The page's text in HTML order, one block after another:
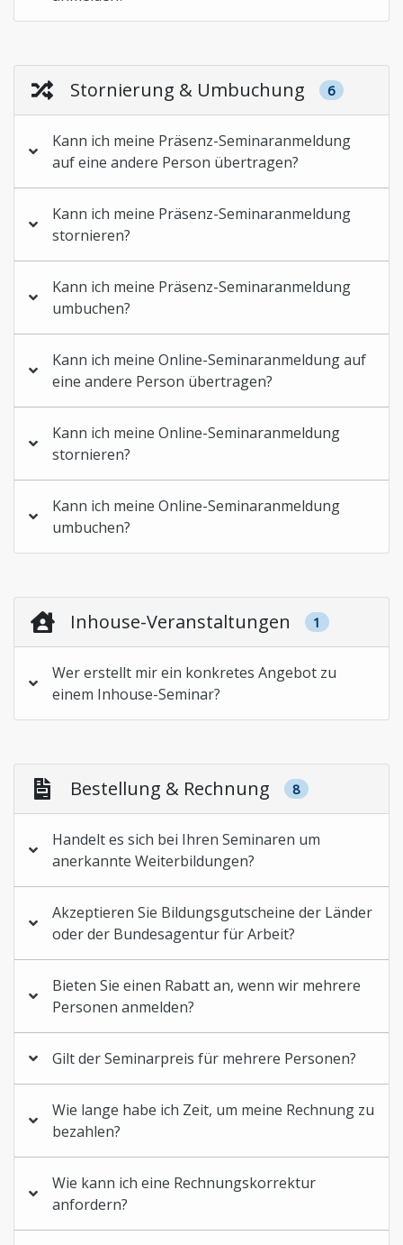
Stornierung & Umbuchung 6
Kann ich meine Präsenz-Seminaranmeldung
auf eine andere Person übertragen?
Kann ich meine Präsenz-Seminaranmeldung
stornieren?
Kann ich meine Präsenz-Seminaranmeldung
umbuchen?
Kann ich meine Online-Seminaranmeldung auf
eine andere Person übertragen?
Kann ich meine Online-Seminaranmeldung
stornieren?
Kann ich meine Online-Seminaranmeldung
umbuchen?
Inhouse-Veranstaltungen 1
Wer erstellt mir ein konkretes Angebot zu
einem Inhouse-Seminar?
Bestellung & Rechnung 8
Handelt es sich bei Ihren Seminaren um
anerkannte Weiterbildungen?
Akzeptieren Sie Bildungsgutscheine der Länder
oder der Bundesagentur für Arbeit?
Bieten Sie einen Rabatt an, wenn wir mehrere
Personen anmelden?
Gilt der Seminarpreis für mehrere Personen?
Wie lange habe ich Zeit, um meine Rechnung zu
bezahlen?
Wie kann ich eine Rechnungskorrektur
anfordern?